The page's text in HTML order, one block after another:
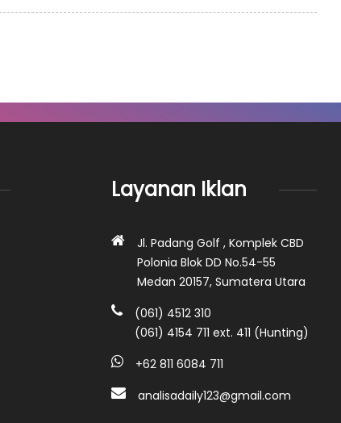
Layanan Iklan
Jl. Padang Golf , Komplek CBD
Polonia Blok DD No.54-55
Medan 20157, Sumatera Utara
(061) 4512 310
(061) 4154 711 ext. 411 (Hunting)
+62 811 6084 711
analisadaily123@gmail.com